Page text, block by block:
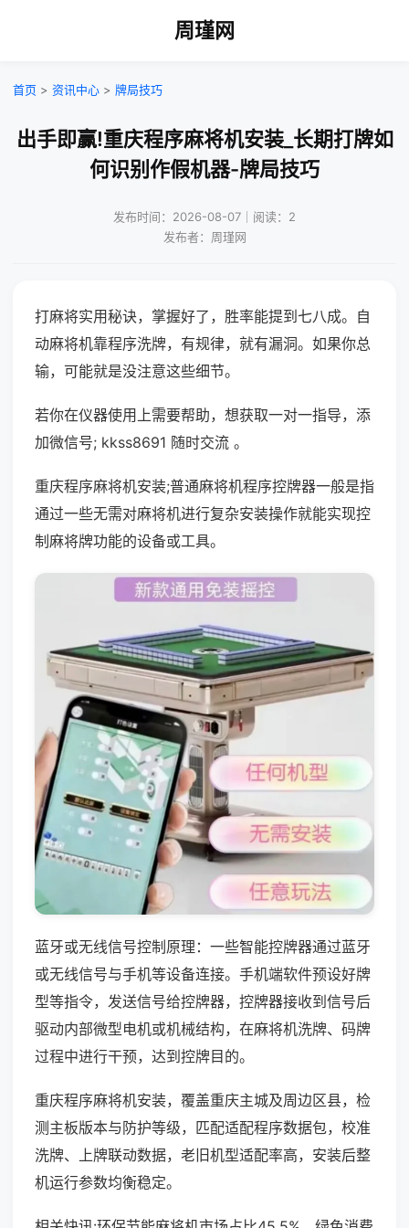
周瑾网
首页 > 资讯中心 > 牌局技巧
出手即赢!重庆程序麻将机安装_长期打牌如
何识别作假机器-牌局技巧
发布时间：2026-08-07｜阅读：2
发布者：周瑾网
打麻将实用秘诀，掌握好了，胜率能提到七八成。自
动麻将机靠程序洗牌，有规律，就有漏洞。如果你总
输，可能就是没注意这些细节。
若你在仪器使用上需要帮助，想获取一对一指导，添
加微信号; kkss8691 随时交流 。
重庆程序麻将机安装;普通麻将机程序控牌器一般是指
通过一些无需对麻将机进行复杂安装操作就能实现控
制麻将牌功能的设备或工具。
蓝牙或无线信号控制原理：一些智能控牌器通过蓝牙
或无线信号与手机等设备连接。手机端软件预设好牌
型等指令，发送信号给控牌器，控牌器接收到信号后
驱动内部微型电机或机械结构，在麻将机洗牌、码牌
过程中进行干预，达到控牌目的。
重庆程序麻将机安装，覆盖重庆主城及周边区县，检
测主板版本与防护等级，匹配适配程序数据包，校准
洗牌、上牌联动数据，老旧机型适配率高，安装后整
机运行参数均衡稳定。